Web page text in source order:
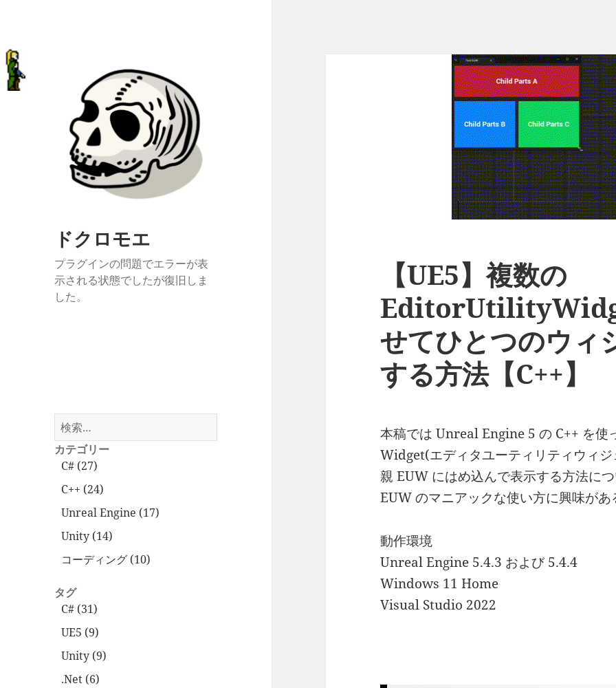
ドクロモエ
プラグインの問題でエラーが表
示される状態でしたが復旧しま
した。
検
索:
カテゴリー
C# (27)
C++ (24)
Unreal Engine (17)
Unity (14)
コーディング (10)
タグ
C# (31)
UE5 (9)
Unity (9)
.Net (6)
【UE5】複数の
せてひとつのウィ
する方法【C++】
本稿では Unreal Engine 5 の C++ を
Widget(エディタユーティリティウィ
親 EUW にはめ込んで表示する方法に
EUW のマニアックな使い方に興味が
動作環境
Unreal Engine 5.4.3 および 5.4.4
Windows 11 Home
Visual Studio 2022